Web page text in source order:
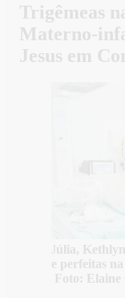
Trigêmeas
Materno-
Jesus em
úlia,
e perfeitas
Foto: Elaine